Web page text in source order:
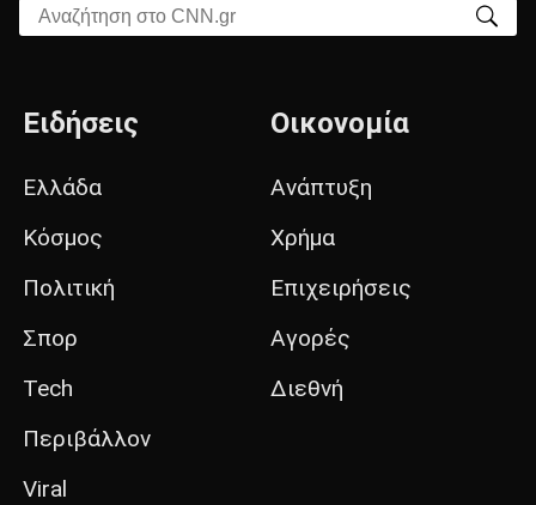
Αναζήτηση στο CNN.gr
Ειδήσεις
Ελλάδα
Κόσμος
Πολιτική
Σπορ
Tech
Περιβάλλον
Viral
Οικονομία
Ανάπτυξη
Χρήμα
Επιχειρήσεις
Αγορές
Διεθνή